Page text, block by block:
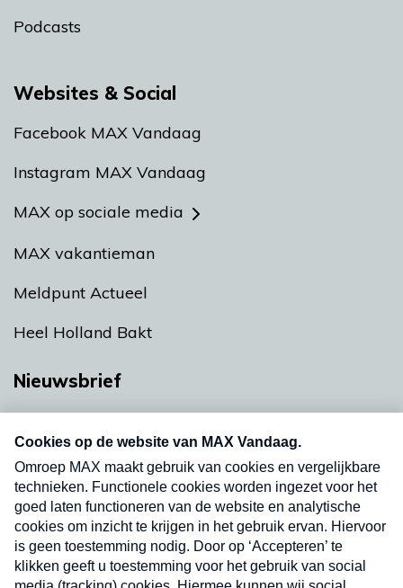
Podcasts
Websites & Social
Facebook MAX Vandaag
Instagram MAX Vandaag
MAX op sociale media
MAX vakantieman
Meldpunt Actueel
Heel Holland Bakt
Nieuwsbrief
nieuwsbrief. Elke vrijdag- en dinsdagochtend in
uw mailbox.
Verzend